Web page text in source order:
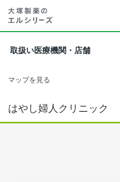
取扱い医療機関・店舗
マップを見る
はやし婦人クリニック